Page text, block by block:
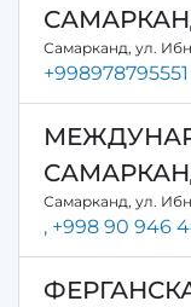
Самарканд, ул.
+998978795551
Самарканд, ул.
, +998 90 946